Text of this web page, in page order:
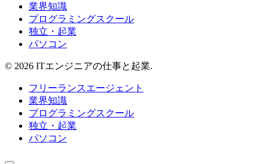
業界知識
プログラミングスクール
独立・起業
パソコン
© 2026 ITエンジニアの仕事と起業.
フリーランスエージェント
業界知識
プログラミングスクール
独立・起業
パソコン